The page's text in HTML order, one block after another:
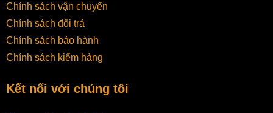
Chính sách vận chuyển
Chính sách đổi trả
Chính sách bảo hành
Chính sách kiểm hàng
Kết nối với chúng tôi